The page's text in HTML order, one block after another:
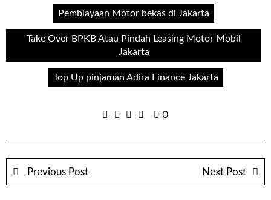
Pembiayaan Motor bekas di Jakarta
Take Over BPKB Atau Pindah Leasing Motor Mobil
Jakarta
Top Up pinjaman Adira Finance Jakarta
0
Previous Post Next Post